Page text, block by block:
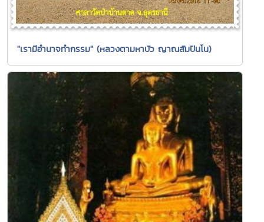
"เรามีอำนาจทำกรรม" (หลวงตามหาบัว ญาณสัมปันโน)